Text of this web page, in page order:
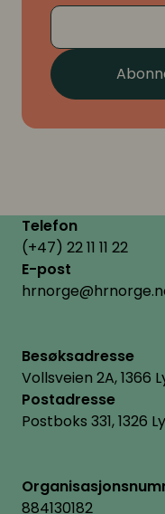
Telefon
(+47) 22 11 11 22
E-post
Besøksadresse
Vollsveien 2A, 1366
Postadresse
Postboks 331, 1326
884130182